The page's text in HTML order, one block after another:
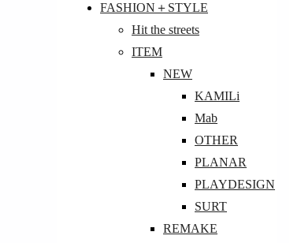
FASHION＋STYLE
Hit the streets
ITEM
NEW
KAMILi
Mab
OTHER
PLANAR
PLAYDESIGN
SURT
REMAKE